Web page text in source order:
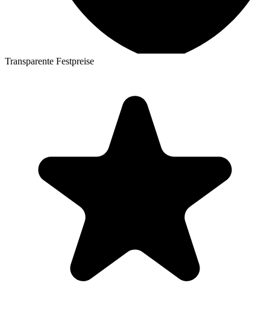
Transparente Festpreise